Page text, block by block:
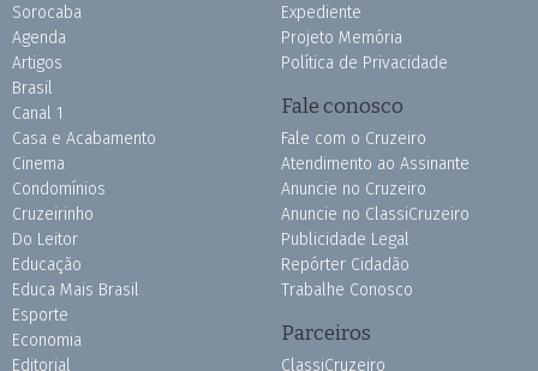
Sorocaba
Agenda
Artigos
Brasil
Canal 1
Casa e Acabamento
Cinema
Condomínios
Cruzeirinho
Do Leitor
Educação
Educa Mais Brasil
Esporte
Economia
Editorial
Expediente
Projeto Memória
Política de Privacidade
Fale conosco
Fale com o Cruzeiro
Atendimento ao Assinante
Anuncie no Cruzeiro
Anuncie no ClassiCruzeiro
Publicidade Legal
Repórter Cidadão
Trabalhe Conosco
Parceiros
ClassiCruzeiro